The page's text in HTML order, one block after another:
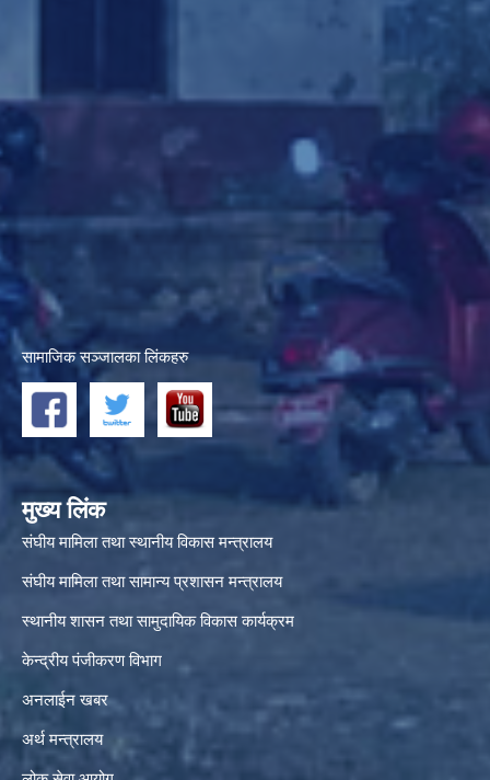
सामाजिक सञ्जालका लिंकहरु
मुख्य लिंक
संघीय मामिला तथा स्थानीय विकास मन्त्रालय
संघीय मामिला तथा सामान्य प्रशासन मन्त्रालय
स्थानीय शासन तथा सामुदायिक विकास कार्यक्रम
केन्द्रीय पंजीकरण विभाग
अनलाईन खबर
अर्थ मन्त्रालय